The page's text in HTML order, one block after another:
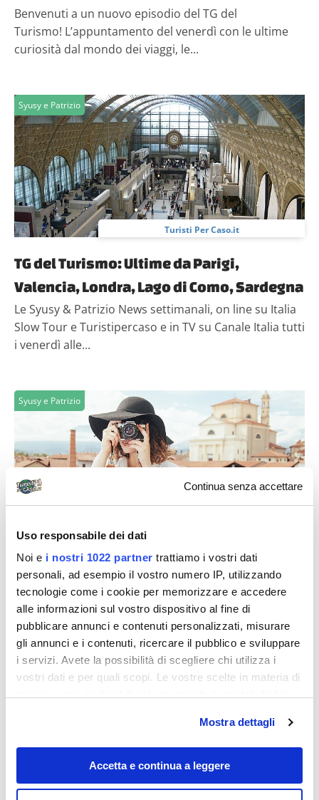
Continua senza accettare
Uso responsabile dei dati
Noi e i nostri 1022 partner trattiamo i vostri dati
personali, ad esempio il vostro numero IP, utilizzando
tecnologie come i cookie per memorizzare e accedere
alle informazioni sul vostro dispositivo al fine di
pubblicare annunci e contenuti personalizzati, misurare
gli annunci e i contenuti, ricercare il pubblico e sviluppare
i servizi. Avete la possibilità di scegliere chi utilizza i
vostri dati e per quali scopi. Le vostre scelte in materia di
modificare o revocare il proprio consenso in qualsiasi
momento dalla Dichiarazione sui cookie o facendo clic
sull'icona di attivazione della privacy.
Mostra dettagli
Accetta e continua a leggere
Benvenuti a un nuovo episodio del TG del
Turismo! L’appuntamento del venerdì con le ultime
curiosità dal mondo dei viaggi, le...
Syusy e Patrizio
Turisti Per Caso.it
TG del Turismo: Ultime da Parigi,
Valencia, Londra, Lago di Como, Sardegna
Le Syusy & Patrizio News settimanali, on line su Italia
Slow Tour e Turistipercaso e in TV su Canale Italia tutti
i venerdì alle...
Syusy e Patrizio
Syusy e Patrizio News: in maggio castelli,
fattorie, giardini, musei aperti
Le Syusy e Patrizio News della settimana! Ecco il TG
del Turismo di venerdì 12 maggio, come sempre
anche in TV alle 19.50 su Canale...
Diari di viaggio